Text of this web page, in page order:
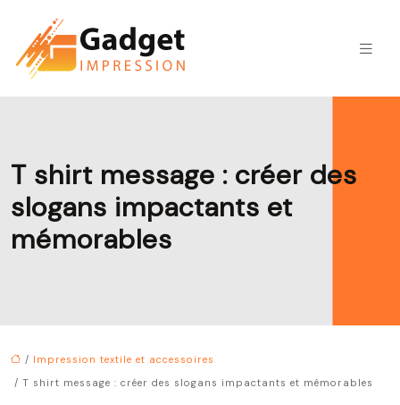
T shirt message : créer des
slogans impactants et
mémorables
/ Impression textile et accessoires
/ T shirt message : créer des slogans impactants et mémorables